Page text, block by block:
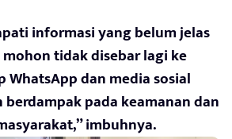
informasi yang belum jelas
tidak disebar lagi ke
WhatsApp dan media sosial
berdampak pada keamanan dan
imbuhnya.